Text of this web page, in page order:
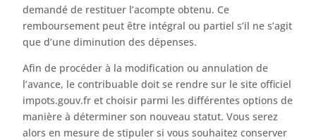
demandé de restituer l’acompte obtenu. Ce
remboursement peut être intégral ou partiel s’il ne s’agit
que d’une diminution des dépenses.
Afin de procéder à la modification ou annulation de
l’avance, le contribuable doit se rendre sur le site officiel
impots.gouv.fr et choisir parmi les différentes options de
manière à déterminer son nouveau statut. Vous serez
alors en mesure de stipuler si vous souhaitez conserver